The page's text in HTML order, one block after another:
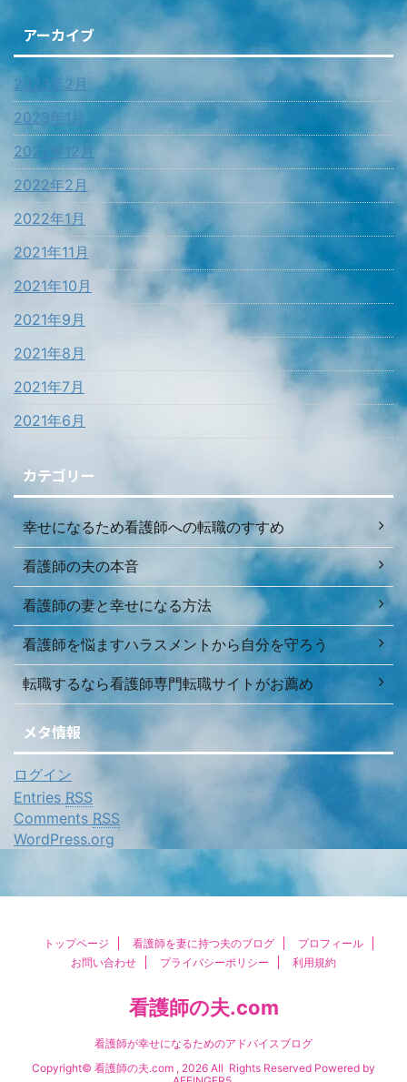
アーカイブ
2023年2月
2023年1月
2022年12月
2022年2月
2022年1月
2021年11月
2021年10月
2021年9月
2021年8月
2021年7月
2021年6月
カテゴリー
幸せになるため看護師への転職のすすめ
看護師の夫の本音
看護師の妻と幸せになる方法
看護師を悩ますハラスメントから自分を守ろう
転職するなら看護師専門転職サイトがお薦め
メタ情報
ログイン
Entries RSS
Comments RSS
WordPress.org
トップページ 看護師を妻に持つ夫のブログ
プロフィール
お問い合わせ
プライバシーポリシー 利用規約
看護師の夫.com
看護師が幸せになるためのアドバイスブログ
Copyright© 看護師の夫.com , 2026 All Rights Reserved Powered by